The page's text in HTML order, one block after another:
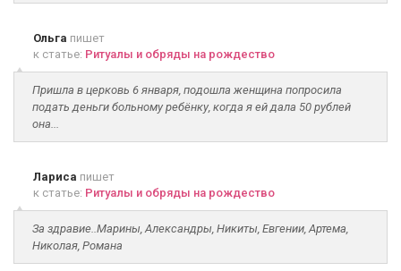
Ольга пишет
к статье: Ритуалы и обряды на рождество
Пришла в церковь 6 января, подошла женщина попросила
подать деньги больному ребёнку, когда я ей дала 50 рублей
она...
Лариса пишет
к статье: Ритуалы и обряды на рождество
За здравие..Марины, Александры, Никиты, Евгении, Артема,
Николая, Романа